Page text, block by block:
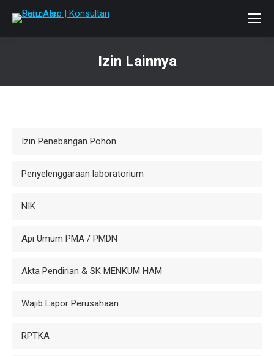
Izin Lainnya
Izin Penebangan Pohon
Penyelenggaraan laboratorium
NIK
Api Umum PMA / PMDN
Akta Pendirian & SK MENKUM HAM
Wajib Lapor Perusahaan
RPTKA